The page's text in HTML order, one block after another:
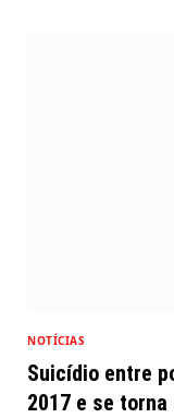
NOTÍCIAS
Suicídio entre
2017 e se